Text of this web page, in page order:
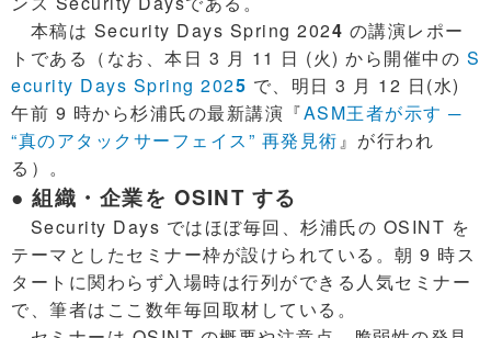
本稿は Security Days Spring 2024 の講演レポー
トである（なお、本日 3 月 11 日 (火) から開催中の S
ecurity Days Spring 2025 で、明日 3 月 12 日(水)
午前 9 時から杉浦氏の最新講演『ASM王者が示す ─
“真のアタックサーフェイス” 再発見術』が行われ
る）。
● 組織・企業を OSINT する
Security Days ではほぼ毎回、杉浦氏の OSINT を
テーマとしたセミナー枠が設けられている。朝 9 時ス
タートに関わらず入場時は行列ができる人気セミナー
で、筆者はここ数年毎回取材している。